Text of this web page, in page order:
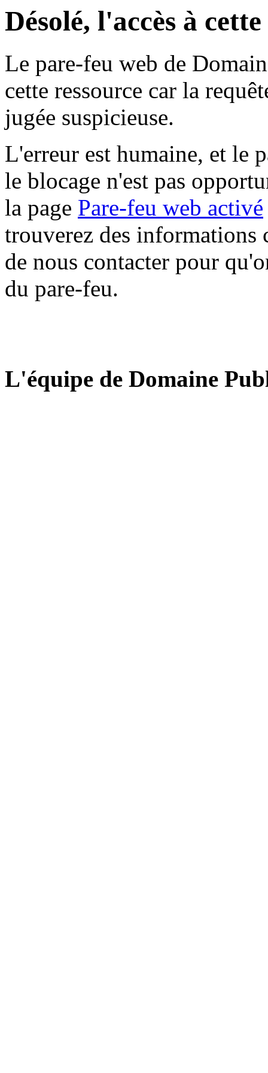
Désolé, l'accès à
Le pare-feu web de
cette ressource car la
jugée suspicieuse.
L'erreur est humaine, et le
le blocage n'est pas
la page Pare-feu web activé
trouverez des informations
de nous contacter pour
du pare-feu.
L'équipe de Domaine